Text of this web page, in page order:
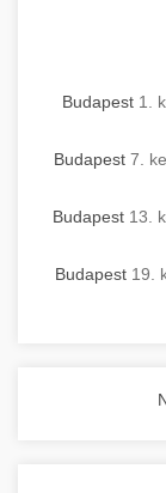
Budapest 1.
Budapest 7.
Budapest 13.
Budapest 19.